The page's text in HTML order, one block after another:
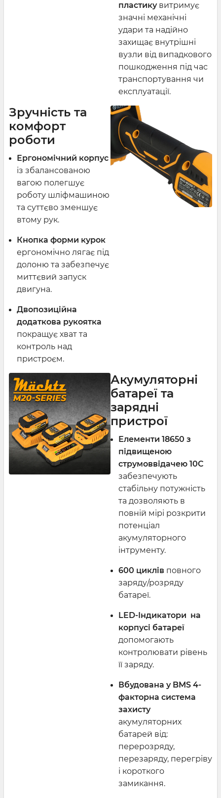
пластикувитримує
значні механічні
удари та надійно
захищає внутрішні
вузли від випадкового
пошкодження під час
транспортування чи
експлуатації.
Зручність та
комфорт
роботи
Ергономічний корпус
із збалансованою
вагою полегшує
роботу шліфмашиною
та суттєво зменшує
втому рук.
Кнопка форми курок
ергономічно лягає під
долоню та забезпечує
миттєвий запуск
двигуна.
Двопозиційна
додаткова рукоятка
покращує хват та
контроль над
пристроєм.
Акумуляторні
батареї та
зарядні
пристрої
Елементи 18650 з
підвищеною
струмоввідачею 10C
забезпечують
стабільну потужність
та дозволяють в
повній мірі розкрити
потенціал
акумуляторного
інтрументу.
600 циклів повного
заряду/розряду
батареї.
LED-Індикатори на
корпусі батареї
допомогають
контролювати рівень
її заряду.
Вбудована у BMS 4-
факторна система
захисту
акумуляторних
батарей від:
перерозряду,
перезаряду, перегріву
і короткого
замикання.